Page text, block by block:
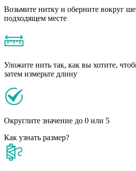
Возьмите нитку и оберните вокруг
подходящем месте
Уложите нить так, как вы хотите,
затем измерьте длину
Округлите значение до 0 или 5
Как узнать размер?